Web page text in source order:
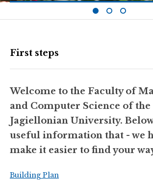
First steps
Welcome to the Faculty of
and Computer Science of the
Jagiellonian University.
useful information that - we
make it easier to find your
Building Plan